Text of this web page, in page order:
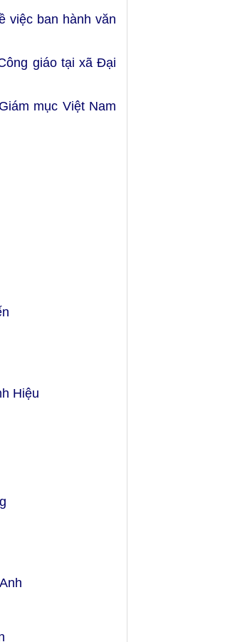
việc ban hành văn
giáo tại xã Đại
mục Việt Nam
Hiệu